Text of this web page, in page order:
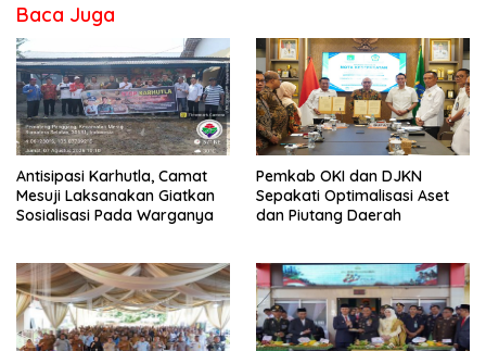
Baca Juga
Antisipasi Karhutla, Camat
Mesuji Laksanakan Giatkan
Sosialisasi Pada Warganya
Pemkab OKI dan DJKN
Sepakati Optimalisasi Aset
dan Piutang Daerah